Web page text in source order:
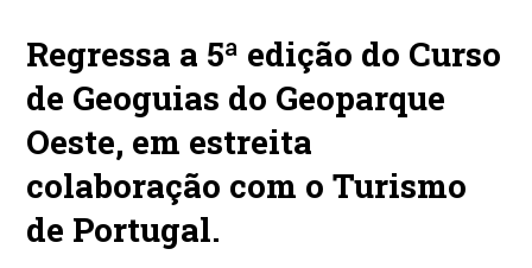
Regressa a 5ª edição do Curso
de Geoguias do Geoparque
Oeste, em estreita
colaboração com o Turismo
de Portugal.